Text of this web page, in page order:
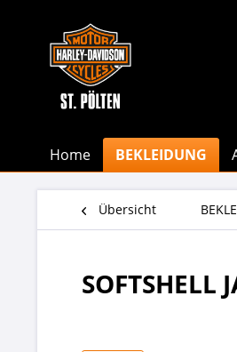
Home BEKLEIDUNG
Übersicht
SOFTSHELL